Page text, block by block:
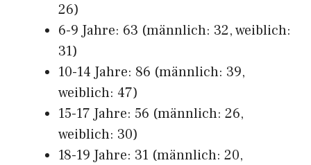
26)
6-9 Jahre: 63 (männlich: 32, weiblich:
31)
10-14 Jahre: 86 (männlich: 39,
weiblich: 47)
15-17 Jahre: 56 (männlich: 26,
weiblich: 30)
18-19 Jahre: 31 (männlich: 20,